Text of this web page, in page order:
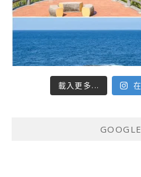
載入更多...